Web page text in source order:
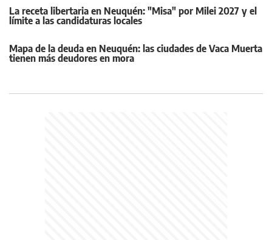
La receta libertaria en Neuquén: "Misa" por Milei 2027 y el
límite a las candidaturas locales
Mapa de la deuda en Neuquén: las ciudades de Vaca Muerta
tienen más deudores en mora